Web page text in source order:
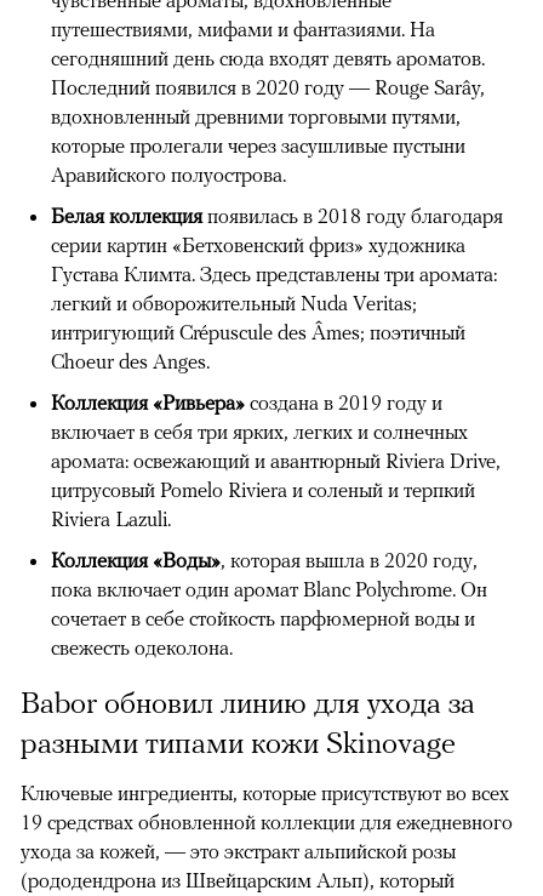
путешествиями, мифами и фантазиями. На
сегодняшний день сюда входят девять ароматов.
Последний появился в 2020 году — Rouge Sarây,
вдохновленный древними торговыми путями,
которые пролегали через засушливые пустыни
Аравийского полуострова.
Белая коллекцияпоявилась в 2018 году благодаря
серии картин «Бетховенский фриз» художника
Густава Климта. Здесь представлены три аромата:
легкий и обворожительный Nuda Veritas;
интригующий Crépuscule des Âmes; поэтичный
Choeur des Anges.
Коллекция «Ривьера» создана в 2019 году и
включает в себя три ярких, легких и солнечных
аромата: освежающий и авантюрный Riviera Drive,
цитрусовый Pomelo Riviera и соленый и терпкий
Riviera Lazuli.
Коллекция «Воды», которая вышла в 2020 году,
пока включает один аромат Blanc Polychrome. Он
сочетает в себе стойкость парфюмерной воды и
свежесть одеколона.
Babor обновил линию для ухода за
разными типами кожи Skinovage
Ключевые ингредиенты, которые присутствуют во всех
19 средствах обновленной коллекции для ежедневного
ухода за кожей, — это экстракт альпийской розы
(рододендрона из Швейцарским Альп), который